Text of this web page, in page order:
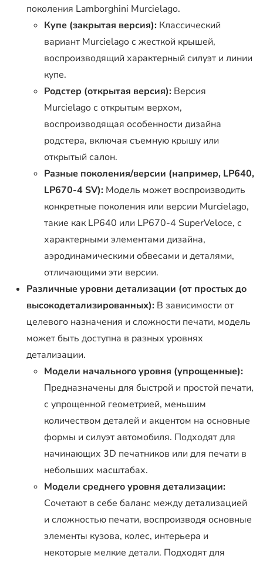
поколения Lamborghini Murcielago.
Купе (закрытая версия): Классический
вариант Murcielago с жесткой крышей,
воспроизводящий характерный силуэт и линии
купе.
Родстер (открытая версия): Версия
Murcielago с открытым верхом,
воспроизводящая особенности дизайна
родстера, включая съемную крышу или
открытый салон.
Разные поколения/версии (например, LP640,
LP670-4 SV): Модель может воспроизводить
конкретные поколения или версии Murcielago,
такие как LP640 или LP670-4 SuperVeloce, с
характерными элементами дизайна,
аэродинамическими обвесами и деталями,
отличающими эти версии.
Различные уровни детализации (от простых до
высокодетализированных): В зависимости от
целевого назначения и сложности печати, модель
может быть доступна в разных уровнях
детализации.
Модели начального уровня (упрощенные):
Предназначены для быстрой и простой печати,
с упрощенной геометрией, меньшим
количеством деталей и акцентом на основные
формы и силуэт автомобиля. Подходят для
начинающих 3D печатников или для печати в
небольших масштабах.
Модели среднего уровня детализации:
Сочетают в себе баланс между детализацией
и сложностью печати, воспроизводя основные
элементы кузова, колес, интерьера и
некоторые мелкие детали. Подходят для